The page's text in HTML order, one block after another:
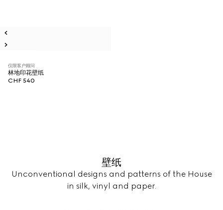
仅限客户顾问
林地印花壁纸
CHF 540
壁纸
Unconventional designs and patterns of the House
in silk, vinyl and paper.